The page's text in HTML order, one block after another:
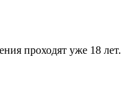
проходят уже 18